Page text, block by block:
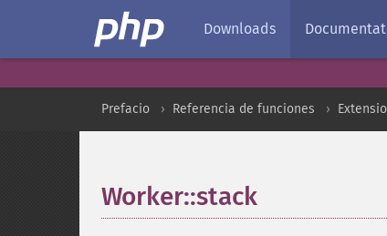
Downloads
Prefacio Referencia de funciones
Worker::stack